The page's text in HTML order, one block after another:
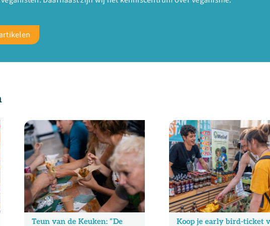
Teun van de Keuken: “De
Koop je early bird-ticket